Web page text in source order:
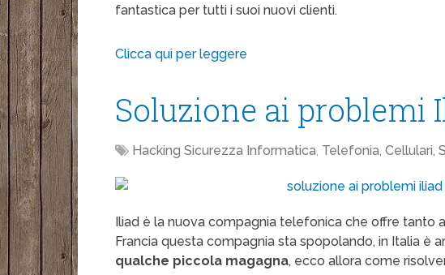
fantastica per tutti i suoi nuovi clienti.
Clicca qui per leggere
Soluzione ai problemi
Hacking Sicurezza Informatica, Telefonia, Cellulari,
Iliad è la nuova compagnia telefonica che offre tanto
Francia questa compagnia sta spopolando, in Italia è
qualche piccola magagna, ecco allora come